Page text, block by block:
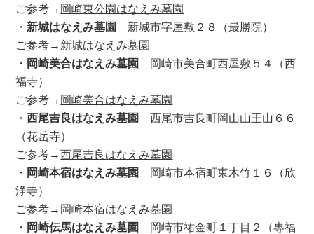
ご参考→ 岡崎東公園はなえみ墓園
・ 新城はなえみ墓園 新城市字屋敷２８（最勝院）
ご参考→ 新城はなえみ墓園
・ 岡崎美合はなえみ墓園 岡崎市美合町西屋敷５４（西
福寺）
ご参考→ 岡崎美合はなえみ墓園
・西尾吉良はなえみ墓園 西尾市吉良町岡山山王山６６
（花岳寺）
ご参考→西尾吉良はなえみ墓園
・ 岡崎本宿はなえみ墓園 岡崎市本宿町東木竹１６（欣
浄寺）
ご参考→ 岡崎本宿はなえみ墓園
・ 岡崎伝馬はなえみ墓園 岡崎市祐金町１丁目２（專福